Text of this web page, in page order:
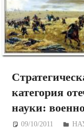
категория
науки:
09/10/2011